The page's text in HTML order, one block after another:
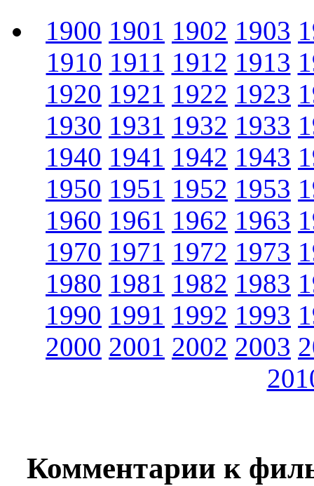
1900 1901 1902 1903
1910 1911 1912 1913
1920 1921 1922 1923
1930 1931 1932 1933
1940 1941 1942 1943
1950 1951 1952 1953
1960 1961 1962 1963
1970 1971 1972 1973
1980 1981 1982 1983
1990 1991 1992 1993
2000 2001 2002 2003
Комментарии к